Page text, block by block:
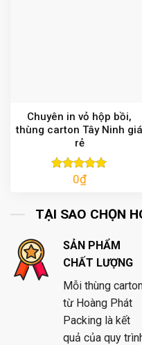
Chuyên in vỏ hộp bồi,
thùng carton Tây Ninh giá
rẻ
Được xếp
0₫
TẠI SAO CHỌN
SẢN PHẨM
CHẤT LƯỢNG
Mỗi thùng
từ Hoàng Phát
Packing là kết
quả của quy